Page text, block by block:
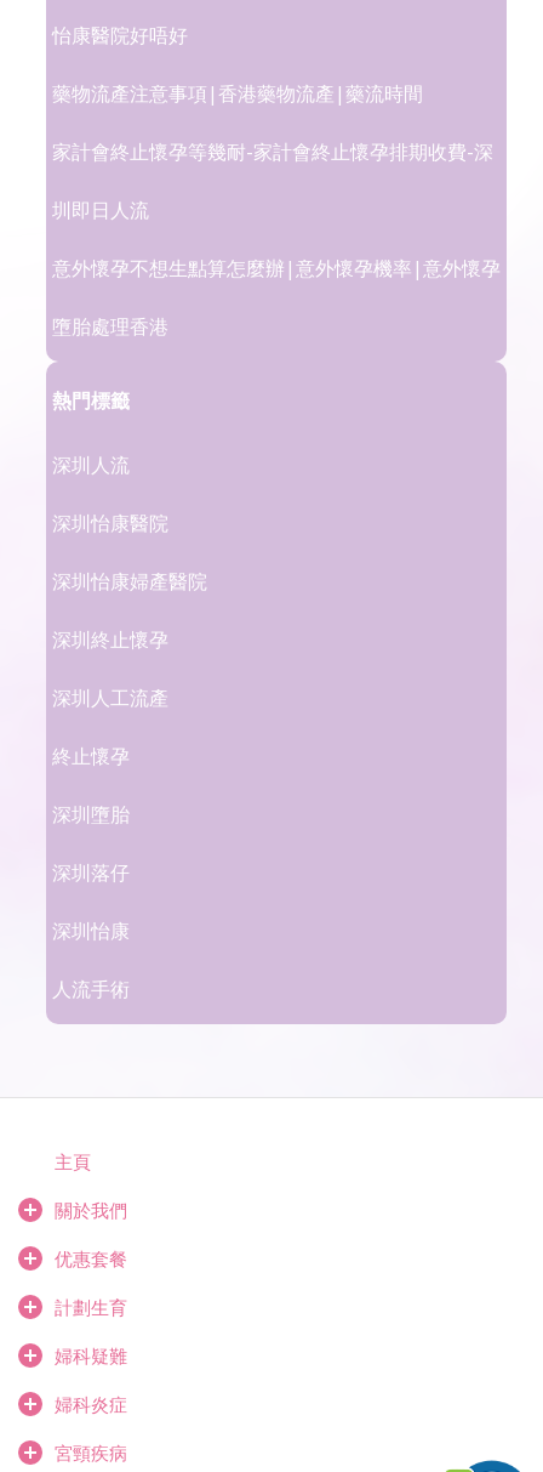
怡康醫院好唔好
藥物流產注意事項|香港藥物流產|藥流時間
家計會終止懷孕等幾耐-家計會終止懷孕排期收費-深
圳即日人流
意外懷孕不想生點算怎麼辦|意外懷孕機率|意外懷孕
墮胎處理香港
熱門標籤
深圳人流
深圳怡康醫院
深圳怡康婦產醫院
深圳終止懷孕
深圳人工流產
終止懷孕
深圳墮胎
深圳落仔
深圳怡康
人流手術
主頁
關於我們
优惠套餐
計劃生育
婦科疑難
婦科炎症
宮頸疾病